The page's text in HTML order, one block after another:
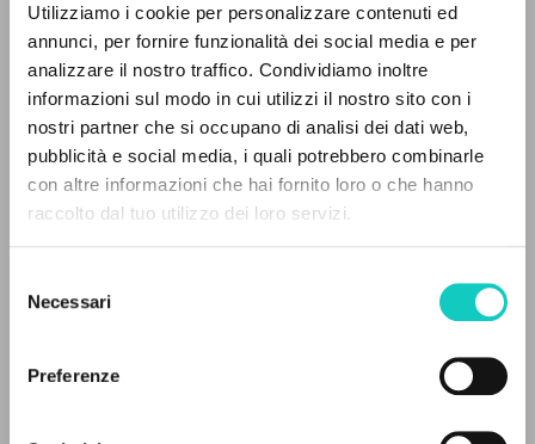
Utilizziamo i cookie per personalizzare contenuti ed
annunci, per fornire funzionalità dei social media e per
analizzare il nostro traffico. Condividiamo inoltre
informazioni sul modo in cui utilizzi il nostro sito con i
nostri partner che si occupano di analisi dei dati web,
pubblicità e social media, i quali potrebbero combinarle
con altre informazioni che hai fornito loro o che hanno
raccolto dal tuo utilizzo dei loro servizi.
delNecessari
Preferenze
Coimbra Gonçalves Ana MariaTranslator
Giussani LuigiAuthor
Edições Tenacitas
Pages: 140
0RESULTS FOUND
MORE RESULTS